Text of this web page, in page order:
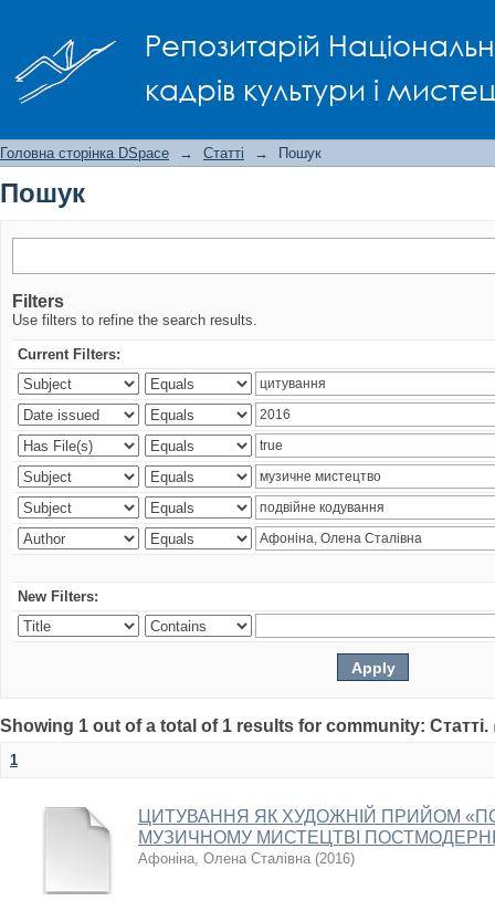
Репозитарій
кадрів культури і
Головна сторінка DSpace → Статті → Пошук
Пошук
Filters
Use filters to refine the search results.
Current Filters:
New Filters:
Showing 1 out of a total of 1 results for community: Статті.
1
ЦИТУВАННЯ ЯК ХУДОЖНІЙ ПРИЙОМ
МУЗИЧНОМУ МИСТЕЦТВІ
Афоніна, Олена Сталівна (2016)